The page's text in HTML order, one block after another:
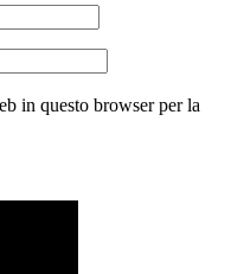
in questo browser per la